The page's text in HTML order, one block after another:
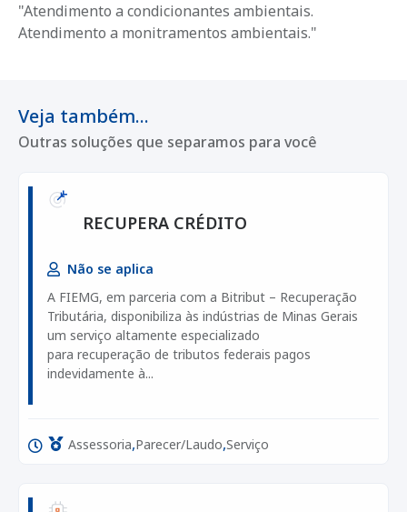
"Atendimento a condicionantes ambientais.
Atendimento a monitramentos ambientais."
Veja também...
Outras soluções que separamos para você
RECUPERA CRÉDITO
Não se aplica
A FIEMG, em parceria com a Bitribut – Recuperação
Tributária, disponibiliza às indústrias de Minas Gerais
um serviço altamente especializado
para recuperação de tributos federais pagos
indevidamente à...
Assessoria,Parecer/Laudo,Serviço